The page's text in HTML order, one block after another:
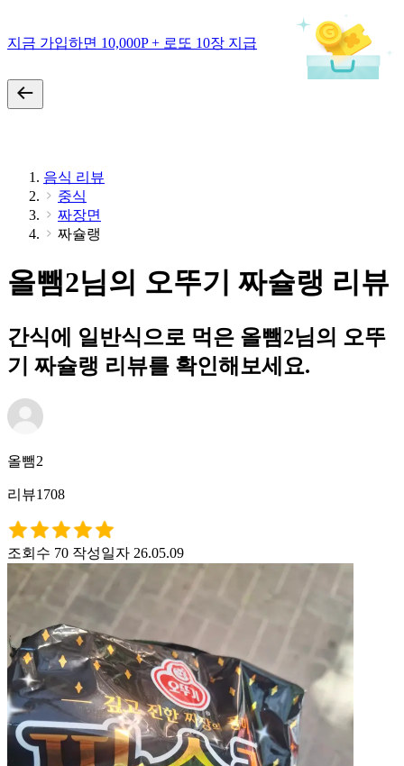
지금 가입하면 10,000P + 로또 10장 지급
음식 리뷰
중식
짜장면
짜슐랭
올뺌2님의 오뚜기 짜슐랭 리뷰
간식에 일반식으로 먹은 올뺌2님의 오뚜
기 짜슐랭 리뷰를 확인해보세요.
올뺌2
리뷰1708
조회수 70 작성일자 26.05.09